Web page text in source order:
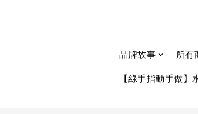
品牌故事 所有
【綠手指動手做